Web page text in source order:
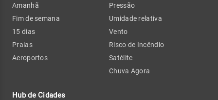
Amanhã
Fim de semana
15 dias
Praias
Aeroportos
Hub de Cidades
Pressão
Umidade relativa
Vento
Risco de Incêndio
Satélite
Chuva Agora